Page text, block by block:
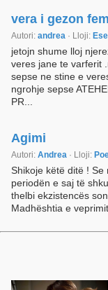
vera i gezon
Autori: andrea · Lloji:
jetojn shume lloj
veres jane te varferit
sepse ne stine e
ngrohje sepse
PR...
Agimi
Autori: Andrea · Lloji:
Shikoje këtë ditë !
periodën e saj të
thelbi ekzistencës
Madhështia e